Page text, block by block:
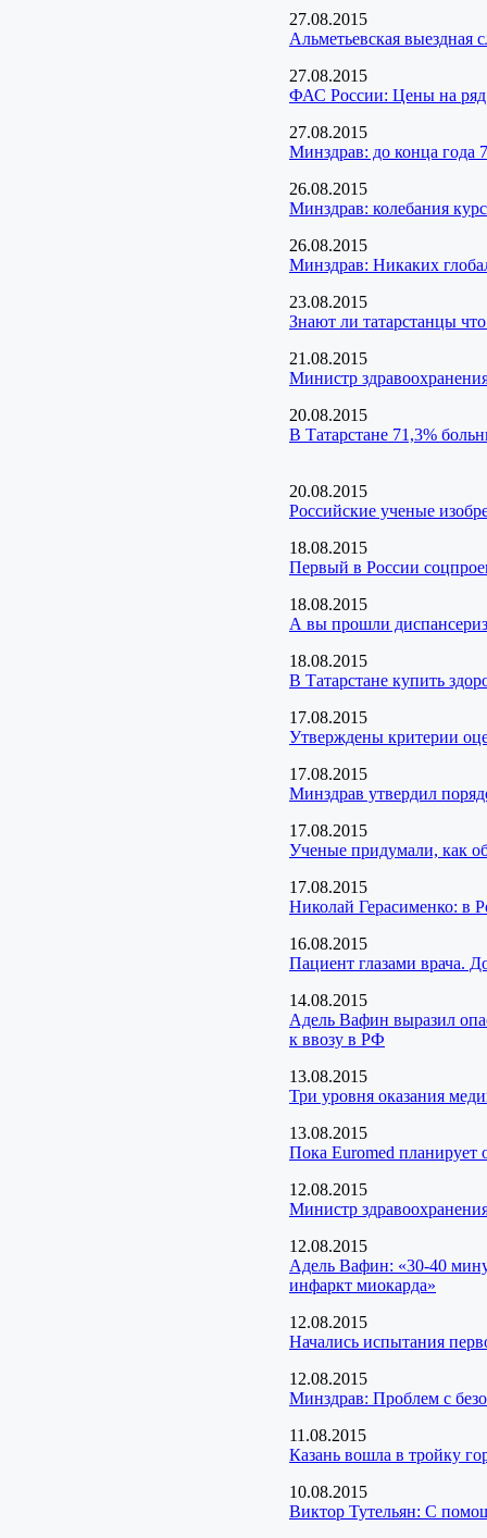
27.08.2015
Альметьевская
27.08.2015
ФАС России: Цены на ряд
27.08.2015
Минздрав: до конца года
26.08.2015
Минздрав: колебания
26.08.2015
Минздрав: Никаких
23.08.2015
Знают ли татарстанцы
21.08.2015
Министр
20.08.2015
В Татарстане 71,3%
20.08.2015
Российские ученые
18.08.2015
Первый в России
18.08.2015
А вы прошли
18.08.2015
В Татарстане купить
17.08.2015
Утверждены критерии
17.08.2015
Минздрав утвердил
17.08.2015
Ученые придумали, как
17.08.2015
Николай Герасименко: в
16.08.2015
Пациент глазами врача.
14.08.2015
Адель Вафин выразил
к ввозу в РФ
13.08.2015
Три уровня оказания
13.08.2015
Пока Euromed планирует
12.08.2015
Министр
12.08.2015
Адель Вафин: «30-40
инфаркт миокарда»
12.08.2015
Начались испытания
12.08.2015
Минздрав: Проблем с
11.08.2015
Казань вошла в тройку
10.08.2015
Виктор Тутельян: С